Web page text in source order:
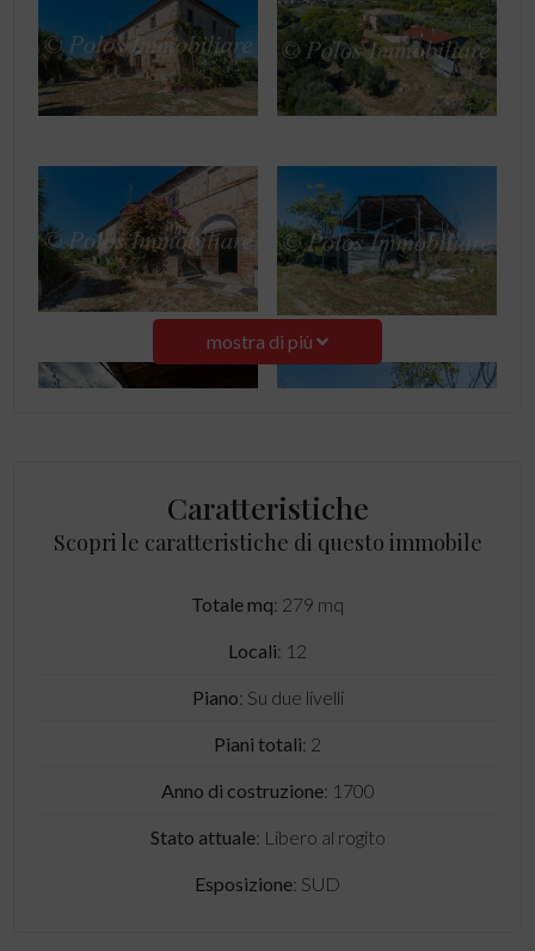
mostra di più
Caratteristiche
Scopri le caratteristiche di questo immobile
Totale mq: 279 mq
Locali: 12
Piano: Su due livelli
Piani totali: 2
Anno di costruzione: 1700
Stato attuale: Libero al rogito
Esposizione: SUD